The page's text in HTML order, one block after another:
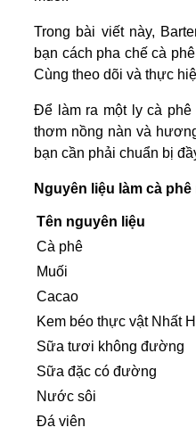
Trong bài viết này,
bạn cách pha chế cà
Cùng theo dõi và thực
Để làm ra một ly cà
thơm nồng nàn và
bạn cần phải chuẩn bị
Nguyên liệu làm cà phê
Tên nguyên liệu
Cà phê
Muối
Cacao
Kem béo thực vật Nhất
Sữa tươi không đường
Sữa đặc có đường
Nước sôi
Đá viên